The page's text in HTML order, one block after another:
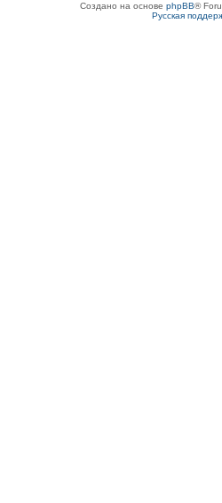
Создано на основе phpBB®
Русская